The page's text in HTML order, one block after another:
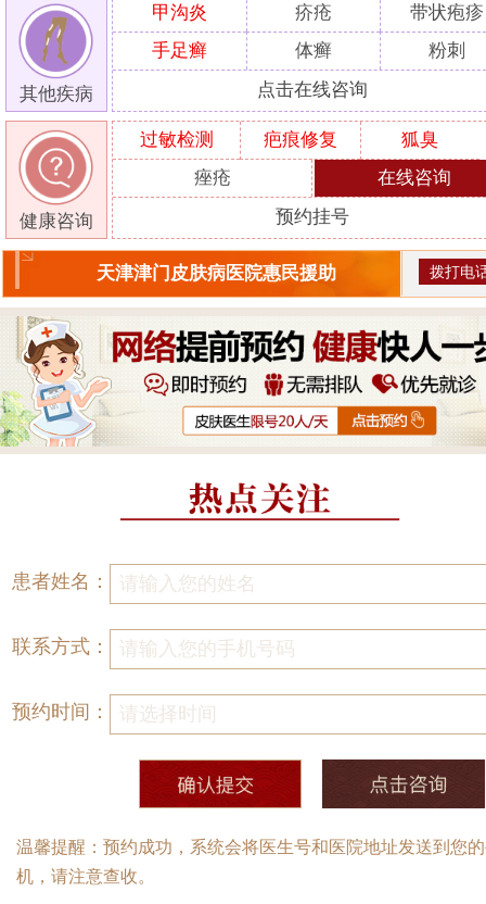
其他疾病
甲沟炎 疥疮
带状疱疹
手足癣
体癣 粉刺
点击在线咨询
健康咨询
过敏检测 疤痕修复
狐臭
痤疮
在线咨询
预约挂号
天津津门皮肤病医院惠民援助 拨打电
患者姓名：
联系方式：
预约时间：
温馨提醒：预约成功，系统会将医生号和医院地址发送到您
机，请注意查收。